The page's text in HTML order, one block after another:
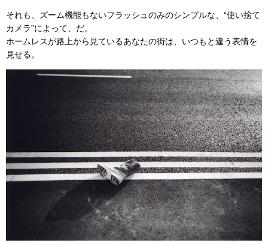
それも、ズーム機能もないフラッシュのみのシンプルな、“使い捨て
カメラ”によって、だ。
ホームレスが路上から見ているあなたの街は、いつもと違う表情を
見せる。